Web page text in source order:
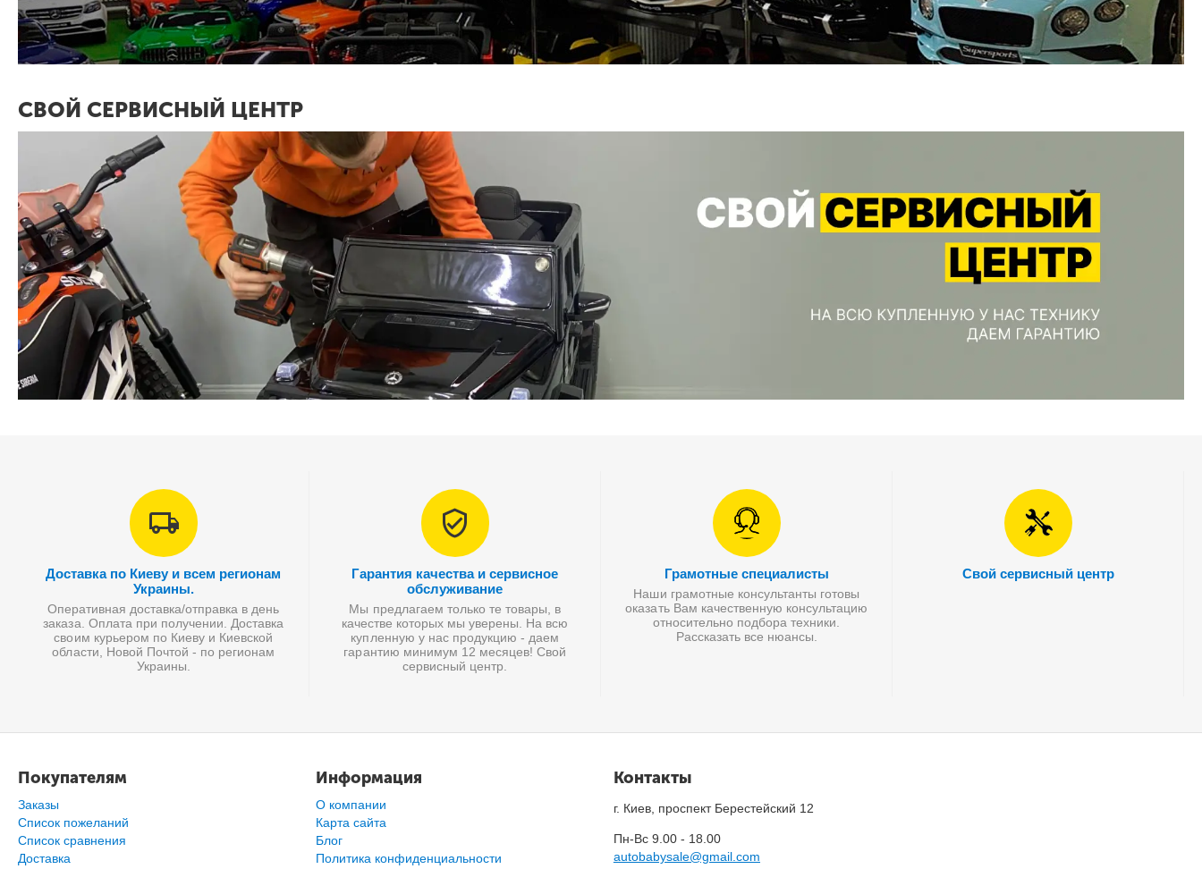
СВОЙ СЕРВИСНЫЙ ЦЕНТР
Доставка по Киеву и всем регионам
Украины.
Оперативная доставка/отправка в день
заказа. Оплата при получении. Доставка
своим курьером по Киеву и Киевской
области, Новой Почтой - по регионам
Украины.
Гарантия качества и сервисное
обслуживание
Мы предлагаем только те товары, в
качестве которых мы уверены. На всю
купленную у нас продукцию - даем
гарантию минимум 12 месяцев! Свой
сервисный центр.
Грамотные специалисты
Наши грамотные консультанты готовы
оказать Вам качественную консультацию
относительно подбора техники.
Рассказать все нюансы.
Свой сервисный центр
Покупателям
Заказы
Список пожеланий
Cписок сравнения
Доставка
Информация
О компании
Карта сайта
Блог
Политика конфиденциальности
Контакты
г. Киев, проспект Берестейский 12
Пн-Вс 9.00 - 18.00
autobabysale@gmail.com